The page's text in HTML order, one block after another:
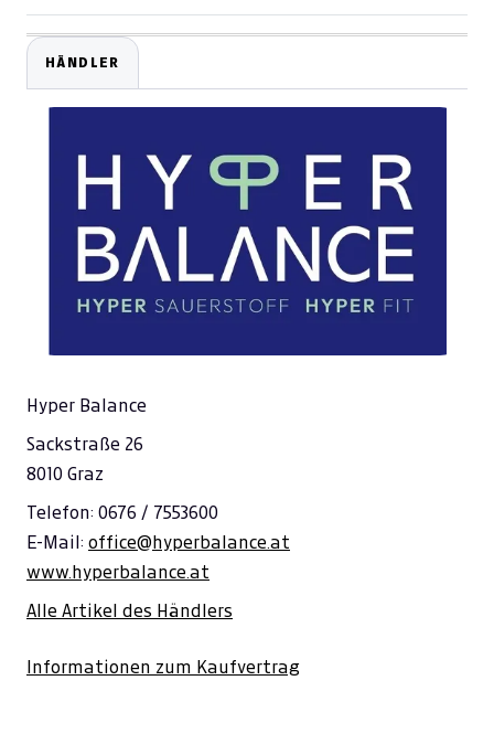
HÄNDLER
Hyper Balance
Sackstraße 26
8010 Graz
Telefon: 0676 / 7553600
E-Mail: office@hyperbalance.at
www.hyperbalance.at
Alle Artikel des Händlers
Informationen zum Kaufvertrag